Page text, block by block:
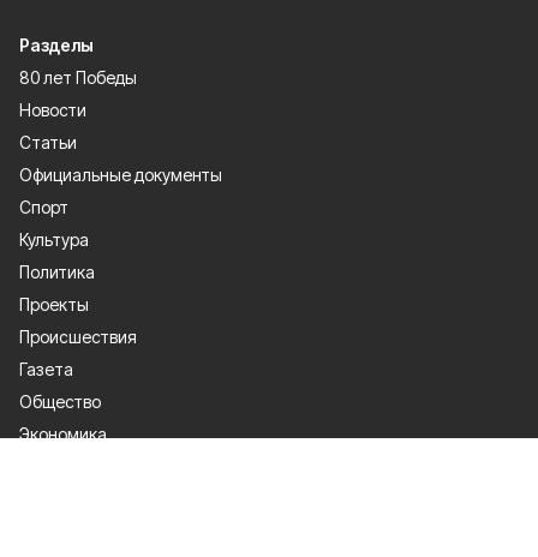
Разделы
80 лет Победы
Новости
Статьи
Официальные документы
Спорт
Культура
Политика
Проекты
Происшествия
Газета
Общество
Экономика